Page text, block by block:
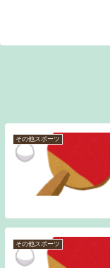
その他スポーツ
その他スポーツ